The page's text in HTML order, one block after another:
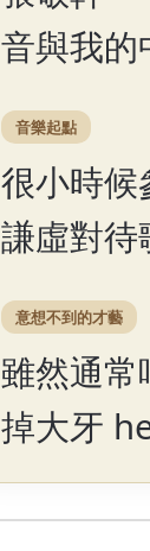
音與我的
音樂起點
很小時候
謙虛對待
意想不到的才藝
雖然通常
掉大牙